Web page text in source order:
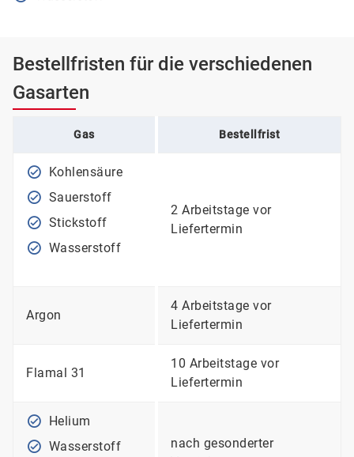
Bestellfristen für die verschiedenen
Gasarten
Gas Bestellfrist
Kohlensäure
Sauerstoff
Stickstoff
Wasserstoff
2 Arbeitstage vor
Liefertermin
Argon
4 Arbeitstage vor
Liefertermin
Flamal 31
10 Arbeitstage vor
Liefertermin
Helium
Wasserstoff
nach gesonderter